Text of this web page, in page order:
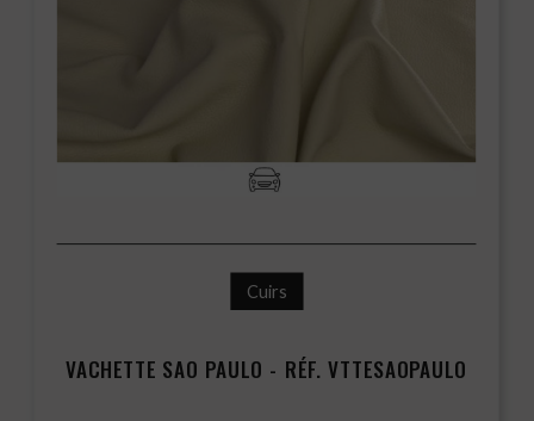
Cuirs
VACHETTE SAO PAULO - RÉF. VTTESAOPAULO